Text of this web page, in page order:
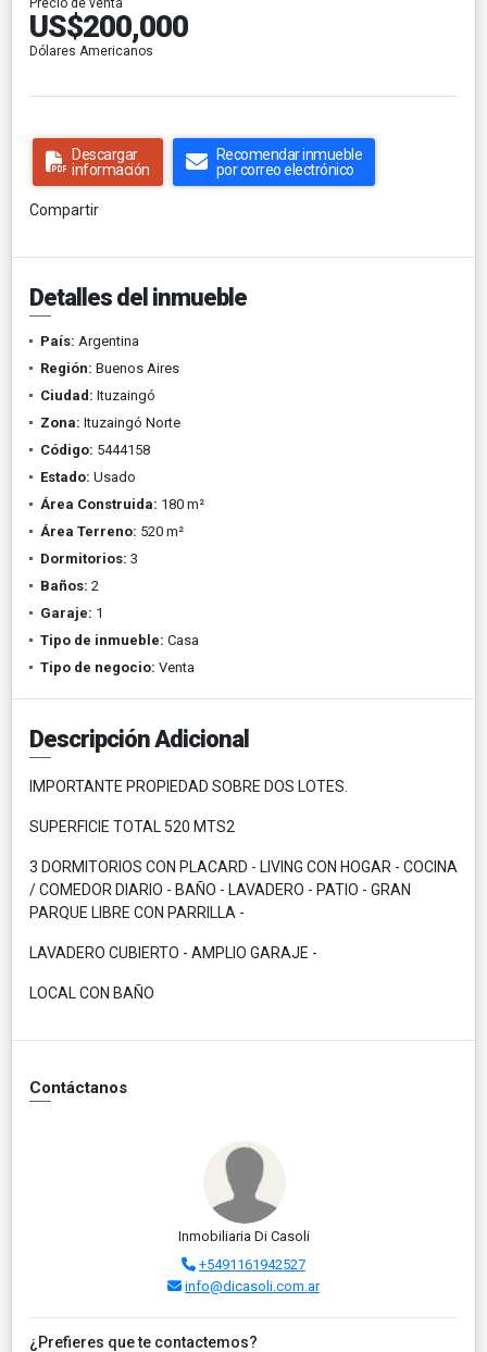
Precio de venta
US$200,000
Dólares Americanos
Descargar
información
Recomendar inmueble
por correo electrónico
Compartir
Detalles del inmueble
País: Argentina
Región: Buenos Aires
Ciudad: Ituzaingó
Zona: Ituzaingó Norte
Código: 5444158
Estado: Usado
Área Construida: 180 m²
Área Terreno: 520 m²
Dormitorios: 3
Baños: 2
Garaje: 1
Tipo de inmueble: Casa
Tipo de negocio: Venta
Descripción Adicional
IMPORTANTE PROPIEDAD SOBRE DOS LOTES.
SUPERFICIE TOTAL 520 MTS2
3 DORMITORIOS CON PLACARD - LIVING CON HOGAR - COCINA
/ COMEDOR DIARIO - BAÑO - LAVADERO - PATIO - GRAN
PARQUE LIBRE CON PARRILLA -
LAVADERO CUBIERTO - AMPLIO GARAJE -
LOCAL CON BAÑO
Contáctanos
Inmobiliaria Di Casoli
+5491161942527
info@dicasoli.com.ar
¿Prefieres que te contactemos?